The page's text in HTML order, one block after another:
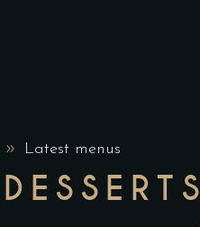
Latest menus